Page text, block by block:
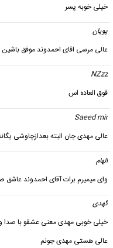
خیلی خوبه پسر
پویان
عالی مرسی اقای احمدوند موفق باشین
NZzz
فوق العاده اس
Saeed mir
عالی مهدی جان البته بعدازچاوشی
الهام
وای میمیرم برات آقای احمدوند
گهدی
خیلی خوبی مهدی معنی عشقو با صدا
عالی هستی مهدی جونم